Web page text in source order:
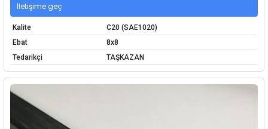
İletişime geç
Kalite
C20 (SAE1020)
Ebat
8x8
Tedarikçi
TAŞKAZAN